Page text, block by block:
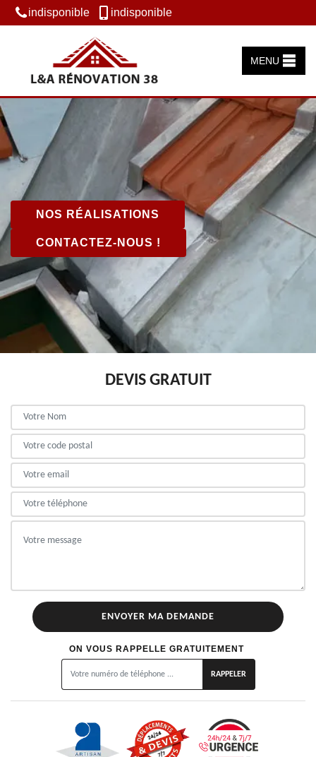
indisponible indisponible
MENU
NOS RÉALISATIONS
CONTACTEZ-NOUS !
DEVIS GRATUIT
ON VOUS RAPPELLE GRATUITEMENT